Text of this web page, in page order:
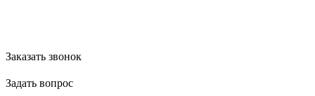
Заказать звонок
Задать вопрос